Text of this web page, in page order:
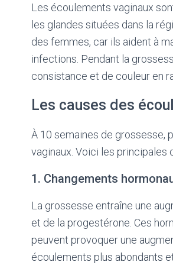
Les écoulements vaginaux
les glandes situées dans la
des femmes, car ils aident à
infections. Pendant la
consistance et de couleur en
Les causes des
À 10 semaines de grossesse,
vaginaux. Voici les principales
1. Changements
La grossesse entraîne une
et de la progestérone. Ces
peuvent provoquer une
écoulements plus abondants